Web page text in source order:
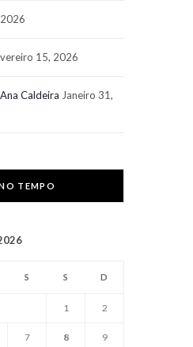
15, 2026
Caldeira Janeiro 31,
TEMPO
S S D
1 2
7 8 9